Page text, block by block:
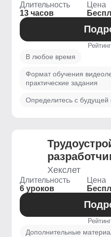
Длительность
13 часов
Цена
Рейтинг
В любое время
Формат обучения
практические задания
Определитесь с будущей
Хекслет
Длительность
6 уроков
Цена
Рейтинг
Дополнительные